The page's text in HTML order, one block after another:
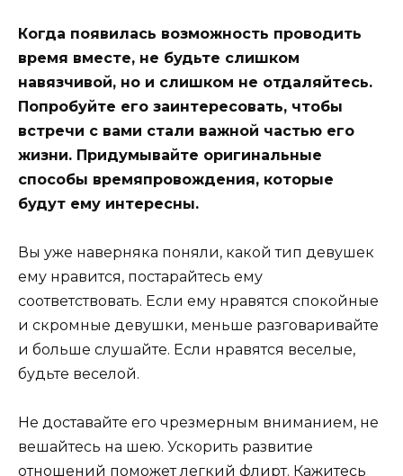
Когда появилась возможность проводить
время вместе, не будьте слишком
навязчивой, но и слишком не отдаляйтесь.
Попробуйте его заинтересовать, чтобы
встречи с вами стали важной частью его
жизни. Придумывайте оригинальные
способы времяпровождения, которые
будут ему интересны.
Вы уже наверняка поняли, какой тип девушек
ему нравится, постарайтесь ему
соответствовать. Если ему нравятся спокойные
и скромные девушки, меньше разговаривайте
и больше слушайте. Если нравятся веселые,
будьте веселой.
Не доставайте его чрезмерным вниманием, не
вешайтесь на шею. Ускорить развитие
отношений поможет легкий флирт. Кажитесь